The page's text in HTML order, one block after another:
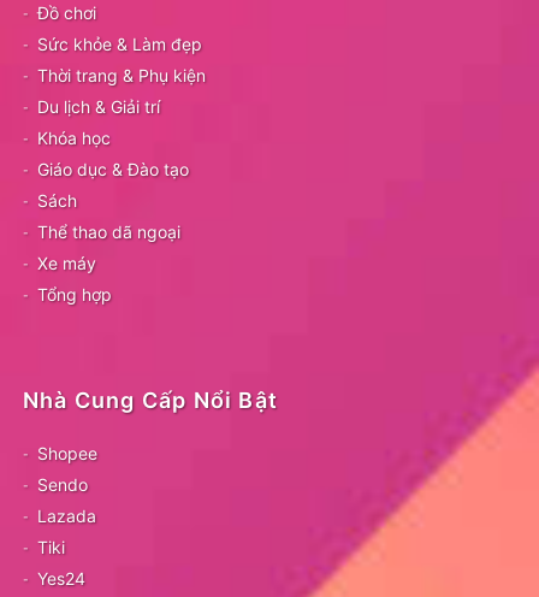
Đồ chơi
Sức khỏe & Làm đẹp
Thời trang & Phụ kiện
Du lịch & Giải trí
Khóa học
Giáo dục & Đào tạo
Sách
Thể thao dã ngoại
Xe máy
Tổng hợp
Nhà Cung Cấp Nổi Bật
Shopee
Sendo
Lazada
Tiki
Yes24